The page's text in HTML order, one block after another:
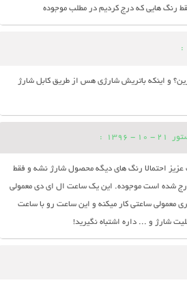
رنگ هایی که درج کردیم در مطلب موجوده
:
و اینکه باتریش شارژی هس از طریق کابل شارژ
21 - 10 - 1396
:
احتمالا رنگ های دیگه محصول شارژ نشه و فقط
شده است موجوده. این یک ساعت ال ای دی معمولی
معمولی ساعتی کار میکنه و این ساعت رو با ساعت
شارژ و ... داره اشتباه نگیرید!